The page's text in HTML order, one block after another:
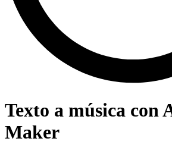
Texto a música con
Maker